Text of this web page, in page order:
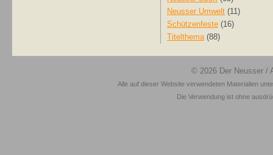
Neusser Umwelt (11)
Schützenfeste (16)
Titelthema(88)
© 2026 Der Neusser /
Alle auf dieser Website verwendeten Materialien
Die Verwendung ist ohne